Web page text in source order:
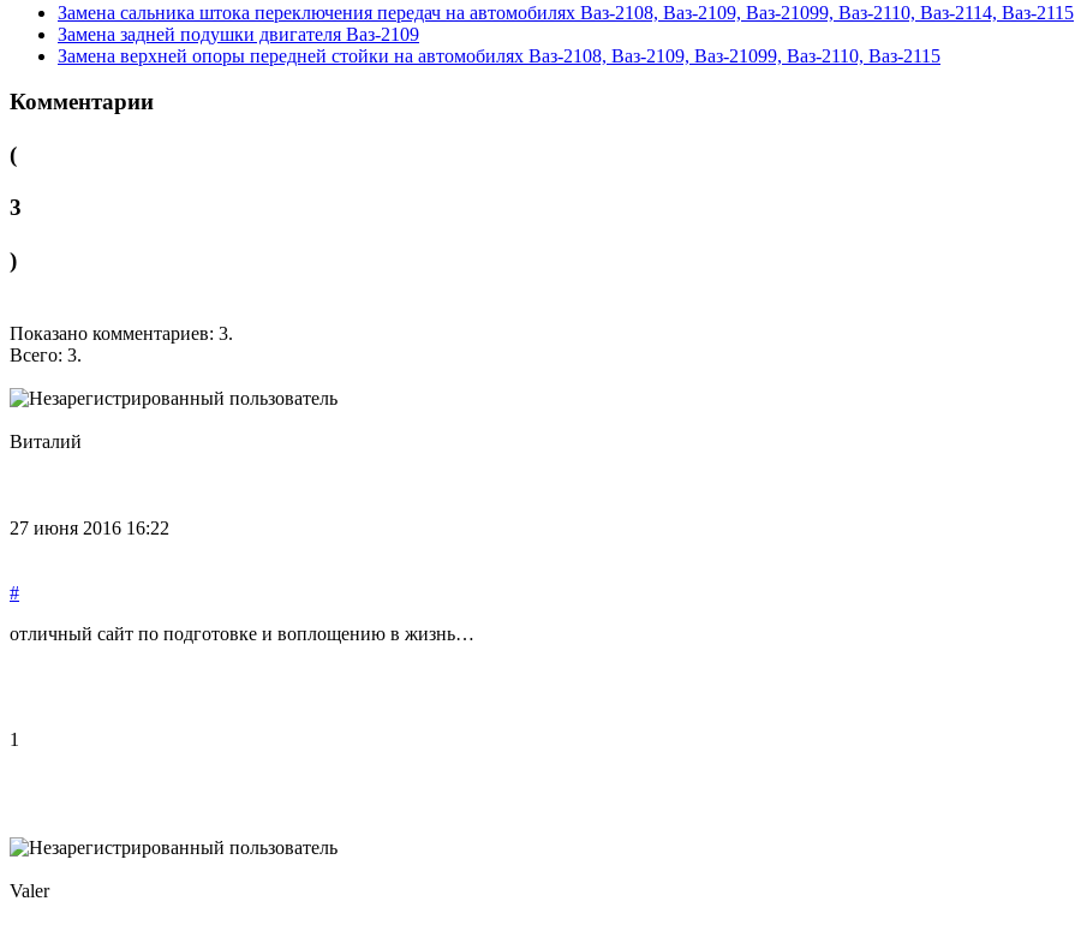
Замена сальника штока переключения передач на автомобилях Ваз-2108, Ваз-2109, Ваз-21099, Ваз-2110, Ваз-2114, Ваз-2115
Замена задней подушки двигателя Ваз-2109
Замена верхней опоры передней стойки на автомобилях Ваз-2108, Ваз-2109, Ваз-21099, Ваз-2110, Ваз-2115
Комментарии
(
3
)
Показано комментариев: 3.
Всего: 3.
Виталий
27 июня 2016 16:22
#
отличный сайт по подготовке и воплощению в жизнь…
1
Valer